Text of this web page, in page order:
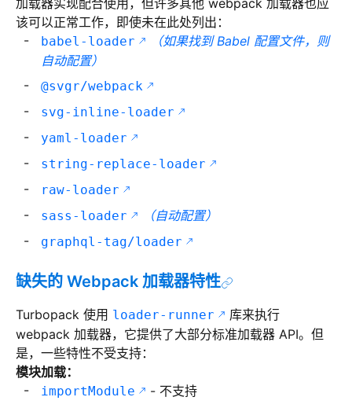
加载器实现配合使用，但许多其他 webpack 加载器也应
该可以正常工作，即使未在此处列出：
babel-loader
（如果找到 Babel 配置文件，则
自动配置）
@svgr/webpack
svg-inline-loader
yaml-loader
string-replace-loader
raw-loader
sass-loader
（自动配置）
graphql-tag/loader
缺失的 Webpack 加载器特性
Turbopack 使用 loader-runner
库来执行
webpack 加载器，它提供了大部分标准加载器 API。但
是，一些特性不受支持：
模块加载：
importModule - 不支持